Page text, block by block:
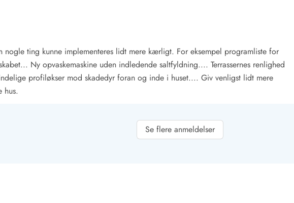
Kontakt Fanø Kontakt BlåvandKontakt Vejers Kontakt HenneKontakt RømøKontakt
nogle ting kunne implementeres lidt mere kærligt. For eksempel programliste for
Ny opvaskemaskine uden indledende saltfyldning.... Terrassernes renlighed
profiløkser mod skadedyr foran og inde i huset.... Giv venligst lidt mere
hus.
Se flere anmeldelser